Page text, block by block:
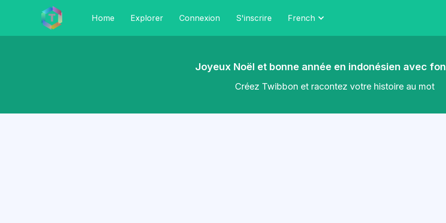
Home Explorer Connexion S'inscrire French
Joyeux Noël et bonne année en indonésien avec
Créez Twibbon et racontez votre histoire au mot